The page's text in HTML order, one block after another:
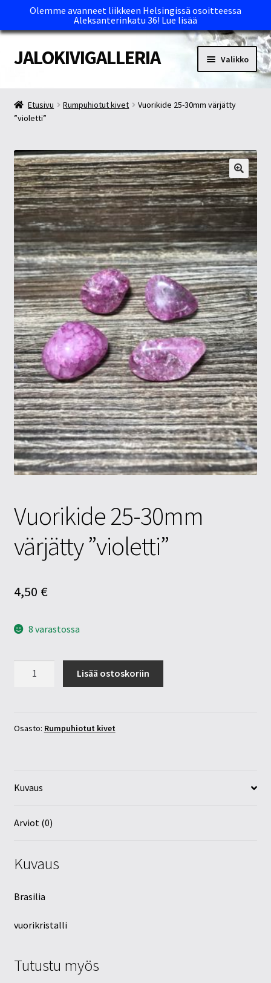
Olemme avanneet liikkeen Helsingissä osoitteessa
Aleksanterinkatu 36! Lue lisää
Siirry
navigointiin
Siirry
sisältöön
JALOKIVIGALLERIA Valikko
Kassa
Maksutavat ja Tärkeää tietää
Myymälät
Oma tili
Ostoskori
Tietosuojaseloste
Tuotteet
Yritysinfo
Etusivu Rumpuhiotut kivet
Vuorikide 25-30mm värjätty
”violetti”
Vuorikide 25-30mm
värjätty ”violetti”
4,50 €
8 varastossa
”violetti”
Lisää ostoskoriin
Osasto: Rumpuhiotut kivet
Kuvaus
Arviot (0)
Kuvaus
Brasilia
vuorikristalli
Tutustu myös